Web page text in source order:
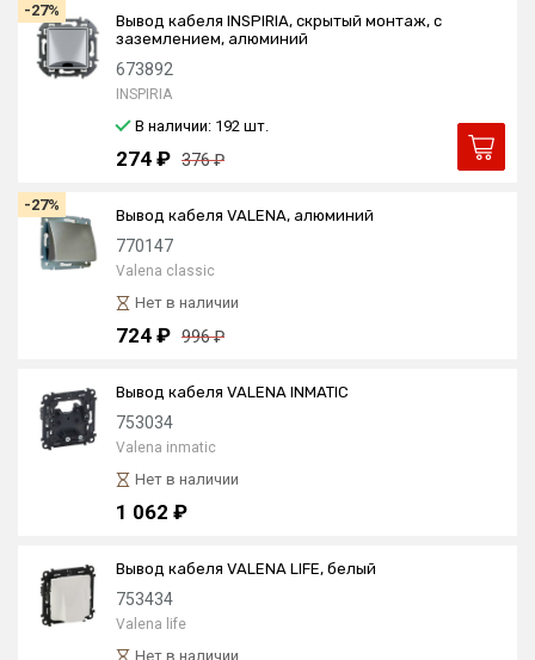
-27%
Вывод кабеля INSPIRIA, скрытый монтаж, с
заземлением, алюминий
673892
INSPIRIA
В наличии: 192 шт.
274 ₽ 376 ₽
-27%
Вывод кабеля VALENA, алюминий
770147
Valena classic
Нет в наличии
724 ₽ 996 ₽
Вывод кабеля VALENA INMATIC
753034
Valena inmatic
Нет в наличии
1 062 ₽
Вывод кабеля VALENA LIFE, белый
753434
Valena life
Нет в наличии